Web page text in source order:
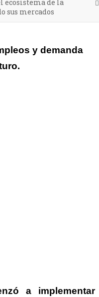
ecosistema de la
sus mercados
y demanda
a implementar